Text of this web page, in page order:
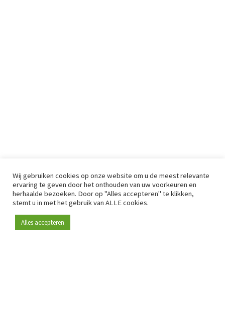
Wij gebruiken cookies op onze website om u de meest relevante
ervaring te geven door het onthouden van uw voorkeuren en
herhaalde bezoeken. Door op "Alles accepteren" te klikken,
stemt u in met het gebruik van ALLE cookies.
Alles accepteren